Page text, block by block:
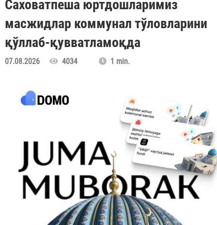
Саховатпеша юртдошларимиз
масжидлар коммунал тўловларини
қўллаб-қувватламоқда
07.08.2026 4034 1 min.